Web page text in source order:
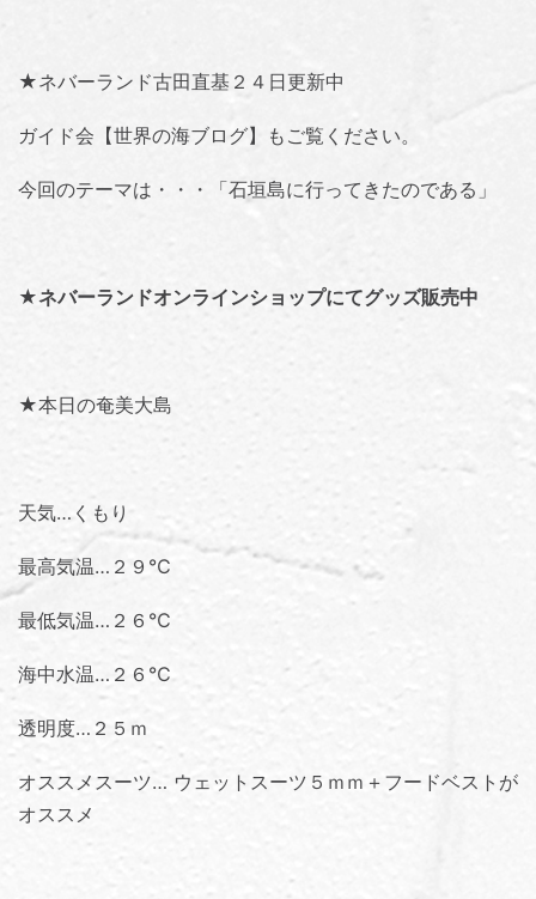
★ネバーランド古田直基２４日更新中
ガイド会【世界の海ブログ】 もご覧ください。
今回のテーマは・・・「石垣島に行ってきたのである 」
★ネバーランドオンラインショップにてグッズ販売中
★本日の奄美大島
天気…くもり
最高気温…２９℃
最低気温…２６℃
海中水温…２６℃
透明度…２５ｍ
オススメスーツ… ウェットスーツ５ｍｍ＋フードベストが
オススメ